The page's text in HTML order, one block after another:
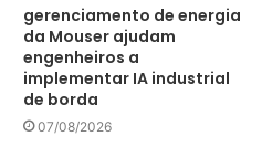
gerenciamento de energia
da Mouser ajudam
engenheiros a
implementar IA industrial
de borda
07/08/2026